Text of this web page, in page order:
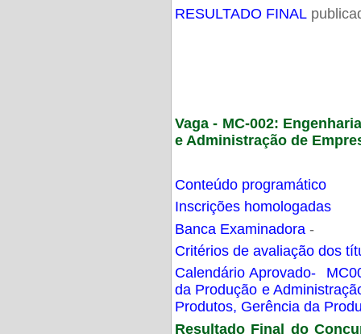
RESULTADO FINAL
Vaga - MC-002:
e Administração de
Conteúdo programático
Inscrições homologadas
Banca Examinadora -
Critérios de avaliação dos
Calendário Aprovado-
da Produção e
Produtos, Gerência da
Resultado Final do